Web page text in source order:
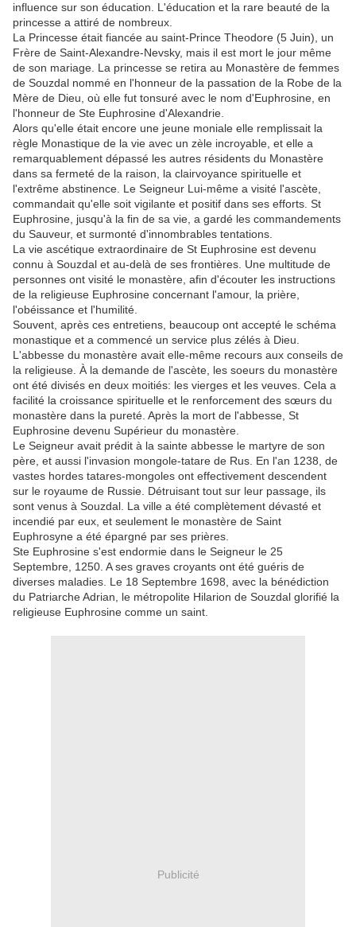
influence sur son éducation. L'éducation et la rare beauté de la
princesse a attiré de nombreux.
La Princesse était fiancée au saint-Prince Theodore (5 Juin), un
Frère de Saint-Alexandre-Nevsky, mais il est mort le jour même
de son mariage. La princesse se retira au Monastère de femmes
de Souzdal nommé en l'honneur de la passation de la Robe de la
Mère de Dieu, où elle fut tonsuré avec le nom d'Euphrosine, en
l'honneur de Ste Euphrosine d'Alexandrie.
Alors qu'elle était encore une jeune moniale elle remplissait la
règle Monastique de la vie avec un zèle incroyable, et elle a
remarquablement dépassé les autres résidents du Monastère
dans sa fermeté de la raison, la clairvoyance spirituelle et
l'extrême abstinence. Le Seigneur Lui-même a visité l'ascète,
commandait qu'elle soit vigilante et positif dans ses efforts. St
Euphrosine, jusqu'à la fin de sa vie, a gardé les commandements
du Sauveur, et surmonté d'innombrables tentations.
La vie ascétique extraordinaire de St Euphrosine est devenu
connu à Souzdal et au-delà de ses frontières. Une multitude de
personnes ont visité le monastère, afin d'écouter les instructions
de la religieuse Euphrosine concernant l'amour, la prière,
l'obéissance et l'humilité.
Souvent, après ces entretiens, beaucoup ont accepté le schéma
monastique et a commencé un service plus zélés à Dieu.
L'abbesse du monastère avait elle-même recours aux conseils de
la religieuse. À la demande de l'ascète, les soeurs du monastère
ont été divisés en deux moitiés: les vierges et les veuves. Cela a
facilité la croissance spirituelle et le renforcement des sœurs du
monastère dans la pureté. Après la mort de l'abbesse, St
Euphrosine devenu Supérieur du monastère.
Le Seigneur avait prédit à la sainte abbesse le martyre de son
père, et aussi l'invasion mongole-tatare de Rus. En l'an 1238, de
vastes hordes tatares-mongoles ont effectivement descendent
sur le royaume de Russie. Détruisant tout sur leur passage, ils
sont venus à Souzdal. La ville a été complètement dévasté et
incendié par eux, et seulement le monastère de Saint
Euphrosyne a été épargné par ses prières.
Ste Euphrosine s'est endormie dans le Seigneur le 25
Septembre, 1250. A ses graves croyants ont été guéris de
diverses maladies. Le 18 Septembre 1698, avec la bénédiction
du Patriarche Adrian, le métropolite Hilarion de Souzdal glorifié la
religieuse Euphrosine comme un saint.
Publicité